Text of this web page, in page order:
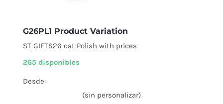
G26PL1 Product Variation
ST GIFTS26 cat Polish with prices
265 disponibles
Desde:
(sin personalizar)